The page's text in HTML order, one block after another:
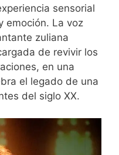
sensorial
emoción. La voz
zuliana
de revivir los
en una
el legado de una
del siglo XX.